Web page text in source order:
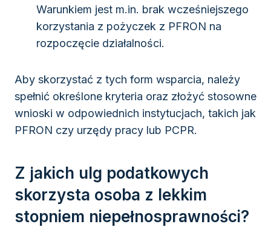
Warunkiem jest m.in. brak wcześniejszego
korzystania z pożyczek z PFRON na
rozpoczęcie działalności.
Aby skorzystać z tych form wsparcia, należy
spełnić określone kryteria oraz złożyć stosowne
wnioski w odpowiednich instytucjach, takich jak
PFRON czy urzędy pracy lub PCPR.
Z jakich ulg podatkowych
skorzysta osoba z lekkim
stopniem niepełnosprawności?